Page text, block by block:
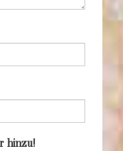
hinzu!